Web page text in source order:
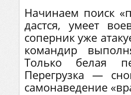
Начинаем поиск
дастся, умеет
соперник уже
командир
Только белая
Перегрузка —
самонаведение